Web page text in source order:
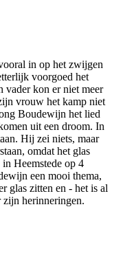
in op het zwijgen
voorgoed het
vader kon er niet meer
vrouw het kamp niet
Boudewijn het lied
uit een droom. In
Hij zei niets, maar
omdat het glas
Heemstede op 4
een mooi thema,
glas zitten en - het is al
zijn herinneringen.